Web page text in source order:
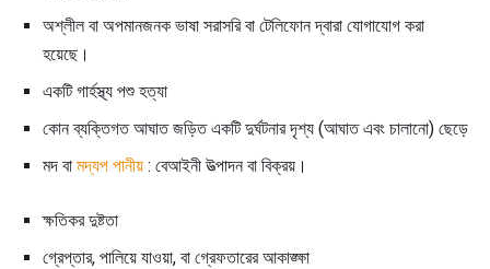
অশ্লীল বা অপমানজনক ভাষা সরাসরি বা টেলিফোন দ্বারা যোগাযোগ করা
হয়েছে।
একটি গার্হস্থ্য পশু হত্যা
কোন ব্যক্তিগত আঘাত জড়িত একটি দুর্ঘটনার দৃশ্য (আঘাত এবং চালানো) ছেড়ে
মদ বা মদ্যপ পানীয় : বেআইনী উত্পাদন বা বিক্রয়।
ক্ষতিকর দুষ্টতা
গ্রেপ্তার, পালিয়ে যাওয়া, বা গ্রেফতারের আকাঙ্ক্ষা